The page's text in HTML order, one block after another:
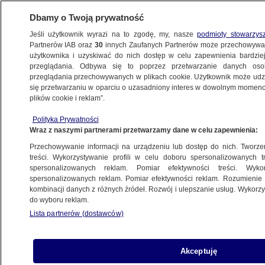
KRAKÓW
medyczną. Chorych uratowały strażackie
agregaty
27.08.2023, 11:39
Udostępnij
Dbamy o Twoją prywatność
Jeśli użytkownik wyrazi na to zgodę, my, naszepodmioty
Partnerów IAB oraz30 innych Zaufanych Partnerów może
użytkownika i uzyskiwać do nich dostęp w celu zapewnienia
przeglądania. Odbywa się to poprzez przetwarzanie danych
przeglądania przechowywanych w plikach cookie. Użytkownik może
się przetwarzaniu w oparciu o uzasadniony interes w dowolnym
plików cookie i reklam”.
Polityka Prywatności
Wraz z naszymi partnerami przetwarzamy dane w celu zapewnienia:
Przechowywanie informacji na urządzeniu lub dostęp do nich.
treści. Wykorzystywanie profili w celu doboru spersonalizowanych
spersonalizowanych reklam. Pomiar efektywności treści.
spersonalizowanych reklam. Pomiar efektywności reklam.
kombinacji danych z różnych źródeł. Rozwój i ulepszanie usług.
do wyboru reklam.
Lista partnerów (dostawców)
Akceptuję